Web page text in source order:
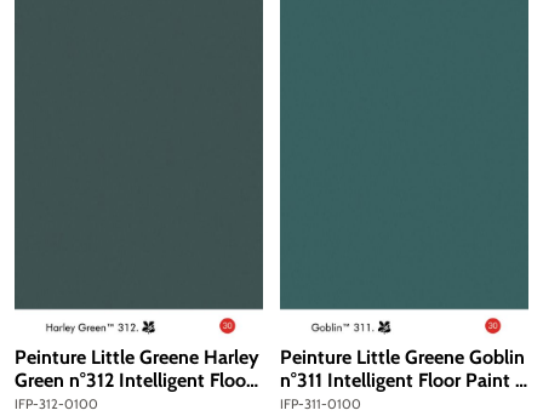
Peinture Little Greene Harley
Green n°312 Intelligent Floor
Paint 1 litre
IFP-312-0100
Peinture Little Greene Goblin
n°311 Intelligent Floor Paint 1
litre
IFP-311-0100